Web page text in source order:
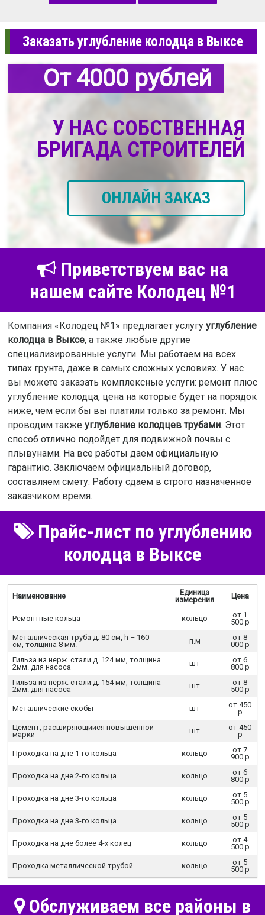
Заказать углубление колодца в Выксе
От 4000 рублей
У НАС СОБСТВЕННАЯ
БРИГАДА СТРОИТЕЛЕЙ
ОНЛАЙН ЗАКАЗ
Приветствуем вас на
нашем сайте Колодец №1
Компания «Колодец №1» предлагает услугу углубление
колодца в Выксе, а также любые другие
специализированные услуги. Мы работаем на всех
типах грунта, даже в самых сложных условиях. У нас
вы можете заказать комплексные услуги: ремонт плюс
углубление колодца, цена на которые будет на порядок
ниже, чем если бы вы платили только за ремонт. Мы
проводим также углубление колодцев трубами. Этот
способ отлично подойдет для подвижной почвы с
плывунами. На все работы даем официальную
гарантию. Заключаем официальный договор,
составляем смету. Работу сдаем в строго назначенное
заказчиком время.
Прайс-лист по углублению
колодца в Выксе
Наименование
Единица
измерения
Цена
Ремонтные кольца кольцо
от 1
500 р
Металлическая труба д. 80 см, h – 160
cм, толщина 8 мм.
п.м
от 8
000 р
Гильза из нерж. стали д. 124 мм, толщина
2мм. для насоса
шт
от 6
800 р
Гильза из нерж. стали д. 154 мм, толщина
2мм. для насоса
шт
от 8
500 р
Металлические скобы шт
от 450
р
Цемент, расширяющийся повышенной
марки
шт
от 450
р
Проходка на дне 1-го кольца кольцо
от 7
900 р
Проходка на дне 2-го кольца кольцо
от 6
800 р
Проходка на дне 3-го кольца кольцо
от 5
500 р
Проходка на дне 3-го кольца кольцо
от 5
500 р
Проходка на дне более 4-х колец кольцо
от 4
500 р
Проходка металлической трубой кольцо
от 5
500 р
Обслуживаем все районы в